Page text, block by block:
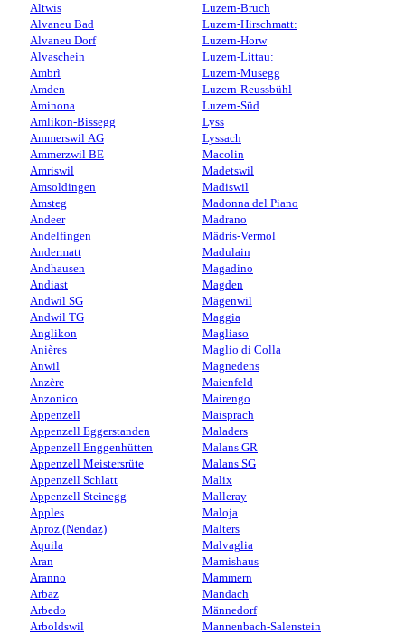
Altwis
Alvaneu Bad
Alvaneu Dorf
Alvaschein
Ambrì
Amden
Aminona
Amlikon-Bissegg
Ammerswil AG
Ammerzwil BE
Amriswil
Amsoldingen
Amsteg
Andeer
Andelfingen
Andermatt
Andhausen
Andiast
Andwil SG
Andwil TG
Anglikon
Anières
Anwil
Anzère
Anzonico
Appenzell
Appenzell Eggerstanden
Appenzell Enggenhütten
Appenzell Meistersrüte
Appenzell Schlatt
Appenzell Steinegg
Apples
Aproz (Nendaz)
Aquila
Aran
Aranno
Arbaz
Arbedo
Arboldswil
Luzern-Bruch
Luzern-Hirschmatt:
Luzern-Horw
Luzern-Littau:
Luzern-Musegg
Luzern-Reussbühl
Luzern-Süd
Lyss
Lyssach
Macolin
Madetswil
Madiswil
Madonna del Piano
Madrano
Mädris-Vermol
Madulain
Magadino
Magden
Mägenwil
Maggia
Magliaso
Maglio di Colla
Magnedens
Maienfeld
Mairengo
Maisprach
Maladers
Malans GR
Malans SG
Malix
Malleray
Maloja
Malters
Malvaglia
Mamishaus
Mammern
Mandach
Männedorf
Mannenbach-Salenstein